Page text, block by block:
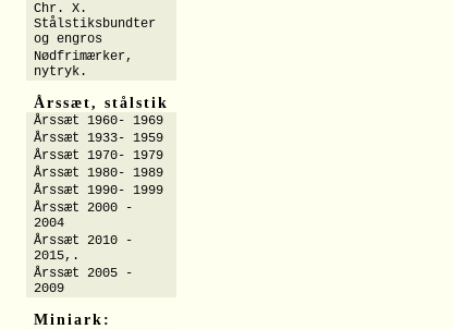
Chr. X.
Stålstiksbundter
og engros
Nødfrimærker,
nytryk.
Årssæt, stålstik
Årssæt 1960- 1969
Årssæt 1933- 1959
Årssæt 1970- 1979
Årssæt 1980- 1989
Årssæt 1990- 1999
Årssæt 2000 -
2004
Årssæt 2010 -
2015,.
Årssæt 2005 -
2009
Miniark: